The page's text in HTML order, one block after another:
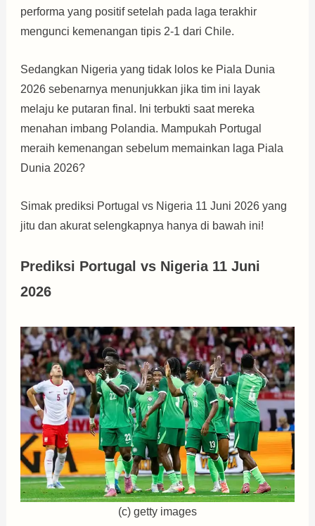
performa yang positif setelah pada laga terakhir
mengunci kemenangan tipis 2-1 dari Chile.
Sedangkan Nigeria yang tidak lolos ke Piala Dunia
2026 sebenarnya menunjukkan jika tim ini layak
melaju ke putaran final. Ini terbukti saat mereka
menahan imbang Polandia. Mampukah Portugal
meraih kemenangan sebelum memainkan laga Piala
Dunia 2026?
Simak prediksi Portugal vs Nigeria 11 Juni 2026 yang
jitu dan akurat selengkapnya hanya di bawah ini!
Prediksi Portugal vs Nigeria 11 Juni
2026
(c) getty images